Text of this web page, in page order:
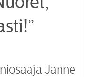
Janne